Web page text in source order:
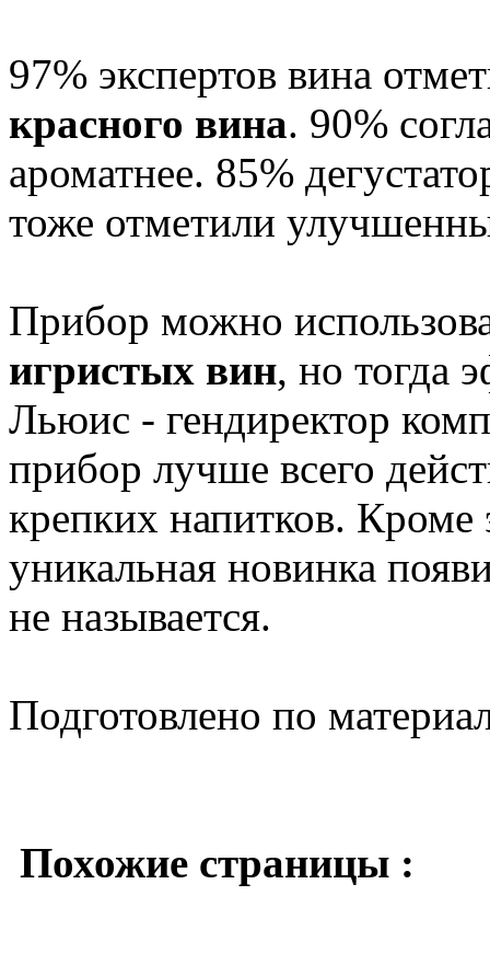
97% экспертов вина
красного вина. 90%
ароматнее. 85%
тоже отметили
Прибор можно
игристых вин, но тогда
Льюис - гендиректор
прибор лучше всего
крепких напитков. Кроме
уникальная новинка
не называется.
Подготовлено по
Похожие страницы :